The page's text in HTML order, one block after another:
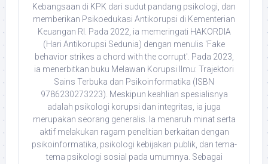
Kebangsaan di KPK dari sudut pandang psikologi, dan
memberikan Psikoedukasi Antikorupsi di Kementerian
Keuangan RI. Pada 2022, ia memeringati HAKORDIA
(Hari Antikorupsi Sedunia) dengan menulis 'Fake
behavior strikes a chord with the corrupt'. Pada 2023,
ia menerbitkan buku Melawan Korupsi Ilmu: Trajektori
Sains Terbuka dan Psikoinformatika (ISBN
9786230273223). Meskipun keahlian spesialisnya
adalah psikologi korupsi dan integritas, ia juga
merupakan seorang generalis. Ia menaruh minat serta
aktif melakukan ragam penelitian berkaitan dengan
psikoinformatika, psikologi kebijakan publik, dan tema-
tema psikologi sosial pada umumnya. Sebagai